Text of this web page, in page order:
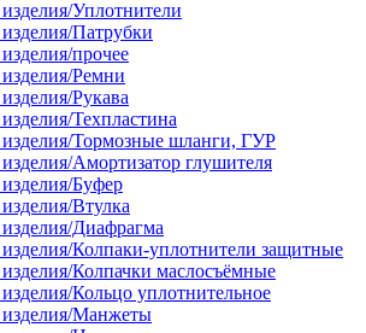
Уплотнители
Патрубки
прочее
Ремни
Рукава
Техпластина
изделия/Тормозные шланги, ГУР
Амортизатор глушителя
Буфер
Втулка
Диафрагма
Колпаки-уплотнители защитные
Колпачки маслосъёмные
Кольцо уплотнительное
изделия/Манжеты